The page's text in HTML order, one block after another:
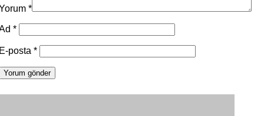
*
*
posta *